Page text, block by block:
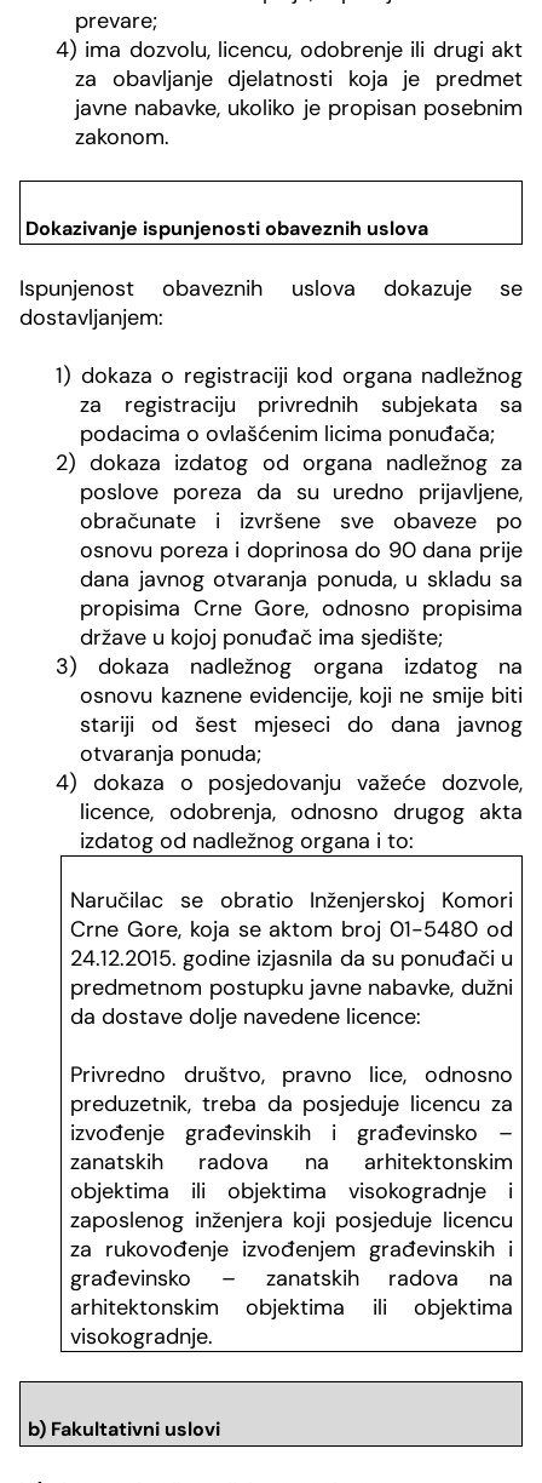
prevare;
4) ima dozvolu, licencu, odobrenje ili drugi akt
za obavljanje djelatnosti koja je predmet
javne nabavke, ukoliko je propisan posebnim
zakonom.
Dokazivanje ispunjenosti obaveznih uslova
Ispunjenost obaveznih uslova dokazuje se
dostavljanjem:
1) dokaza o registraciji kod organa nadležnog
za registraciju privrednih subjekata sa
podacima o ovlašćenim licima ponuđača;
2) dokaza izdatog od organa nadležnog za
poslove poreza da su uredno prijavljene,
obračunate i izvršene sve obaveze po
osnovu poreza i doprinosa do 90 dana prije
dana javnog otvaranja ponuda, u skladu sa
propisima Crne Gore, odnosno propisima
države u kojoj ponuđač ima sjedište;
3) dokaza nadležnog organa izdatog na
osnovu kaznene evidencije, koji ne smije biti
stariji od šest mjeseci do dana javnog
otvaranja ponuda;
4) dokaza o posjedovanju važeće dozvole,
licence, odobrenja, odnosno drugog akta
izdatog od nadležnog organa i to:
Naručilac se obratio Inženjerskoj Komori
Crne Gore, koja se aktom broj 01-5480 od
24.12.2015. godine izjasnila da su ponuđači u
predmetnom postupku javne nabavke, dužni
da dostave dolje navedene licence:
Privredno društvo, pravno lice, odnosno
preduzetnik, treba da posjeduje licencu za
izvođenje građevinskih i građevinsko –
zanatskih radova na arhitektonskim
objektima ili objektima visokogradnje i
zaposlenog inženjera koji posjeduje licencu
za rukovođenje izvođenjem građevinskih i
građevinsko – zanatskih radova na
arhitektonskim objektima ili objektima
visokogradnje.
b) Fakultativni uslovi